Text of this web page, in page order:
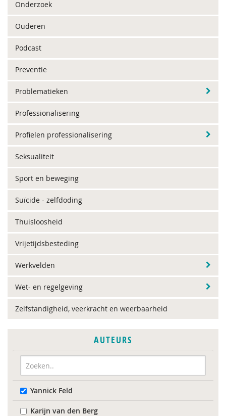
Onderzoek
Ouderen
Podcast
Preventie
Problematieken
Professionalisering
Profielen professionalisering
Seksualiteit
Sport en beweging
Suïcide - zelfdoding
Thuisloosheid
Vrijetijdsbesteding
Werkvelden
Wet- en regelgeving
Zelfstandigheid, veerkracht en weerbaarheid
AUTEURS
Yannick Feld
Karijn van den Berg